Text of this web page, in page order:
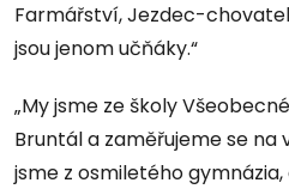
Farmářství, Jezdec-
jsou jenom učňáky.“
„My jsme ze školy
Bruntál a zaměřujeme se na
jsme z osmiletého